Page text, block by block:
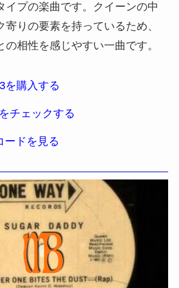
イプの楽曲です。クイーンの中
寄りの要素を持っているため、
の相性を感じやすい一曲です。
を購入する
チェックする
ードを見る